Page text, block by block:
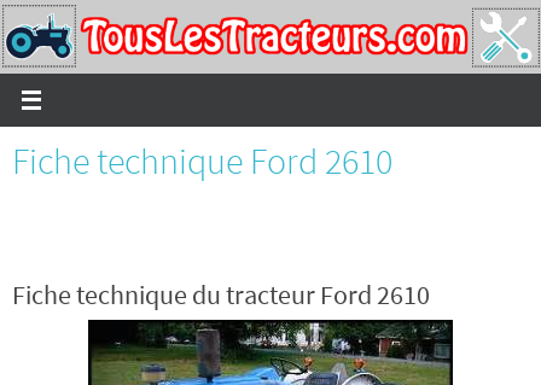
Passer
vers
le
contenu
Fiche technique Ford 2610
Fiche technique du tracteur Ford 2610